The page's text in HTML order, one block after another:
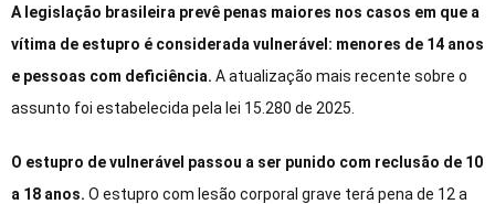
A legislação brasileira prevê penas maiores nos casos em que a
vítima de estupro é considerada vulnerável: menores de 14 anos
e pessoas com deficiência. A atualização mais recente sobre o
assunto foi estabelecida pela lei 15.280 de 2025.
O estupro de vulnerável passou a ser punido com reclusão de 10
a 18 anos. O estupro com lesão corporal grave terá pena de 12 a